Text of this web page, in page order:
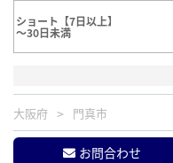
ショート【7日以上】
～30日未満
大阪府 門真市
お問合わせ